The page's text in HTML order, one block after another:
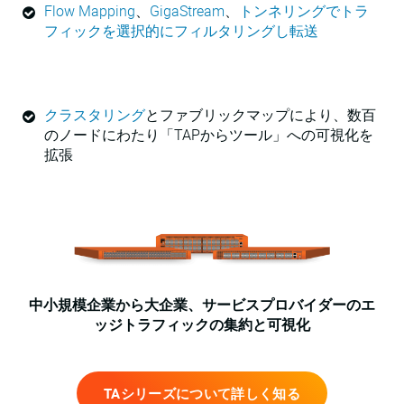
Flow Mapping、 GigaStream、
トンネリングでトラ
フィックを選択的にフィルタリングし転送
クラスタリングとファブリックマップにより、数百
のノードにわたり「TAPからツール」への可視化を
拡張
中小規模企業から大企業、サービスプロバイダーのエ
ッジトラフィックの集約と可視化
TAシリーズについて詳しく知る